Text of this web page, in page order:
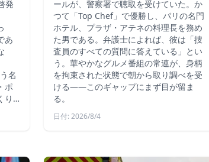
発
あ
名
ポ
り…
ールが、警察署で聴取を受けていた。か
つて「Top Chef」で優勝し、パリの名門
ホテル、プラザ・アテネの料理長を務め
た男である。弁護士によれば、彼は「捜
査員のすべての質問に答えている」とい
う。華やかなグルメ番組の常連が、身柄
を拘束された状態で朝から取り調べを受
ける――このギャップにまず目が留ま
る。
日付: 2026/8/4